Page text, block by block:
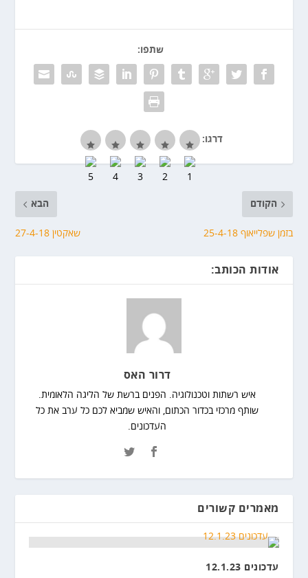
שתפו:
דרגו:
הקודם
בזמן שפלייאוף 25-4-18
הבא
שאקטין 27-4-18
אודות הכותב:
דרור האס
איש רשתות וטכנולוגיה. הפנים ברשת של הליגה הלאומית.
שותף מרכזי בכדור הכתום, והאיש שמביא לכם כל ערב את כל
העדכונים.
מאמרים קשורים
עדכונים 12.1.23